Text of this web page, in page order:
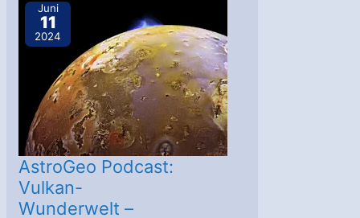
Juni
11
2024
AstroGeo Podcast:
Vulkan-
Wunderwelt –